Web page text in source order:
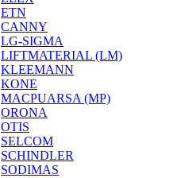
ETN
CANNY
LG-SIGMA
LIFTMATERIAL (LM)
KLEEMANN
KONE
MACPUARSA (MP)
ORONA
OTIS
SELCOM
SCHINDLER
SODIMAS